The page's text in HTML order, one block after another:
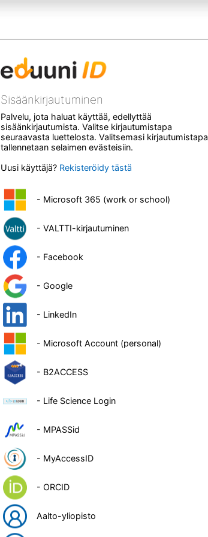
Sisäänkirjautuminen
Palvelu, jota haluat käyttää, edellyttää
sisäänkirjautumista. Valitse kirjautumistapa
seuraavasta luettelosta. Valitsemasi kirjautumistapa
tallennetaan selaimen evästeisiin.
Uusi käyttäjä? Rekisteröidy tästä
- Microsoft 365 (work or school)
- VALTTI-kirjautuminen
- Facebook
- Google
- LinkedIn
- Microsoft Account (personal)
- B2ACCESS
- Life Science Login
- MPASSid
- MyAccessID
- ORCID
Aalto-yliopisto